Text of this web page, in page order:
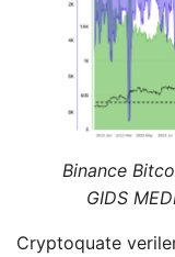
Binance
GIDS
Cryptoquate